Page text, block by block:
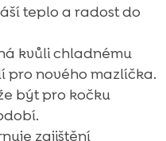
teplo a radost do
kvůli chladnému
pro nového mazlíčka.
být pro kočku
zajištění